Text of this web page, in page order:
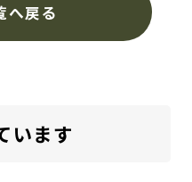
へ戻る
います